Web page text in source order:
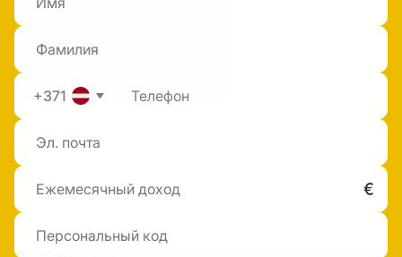
+371